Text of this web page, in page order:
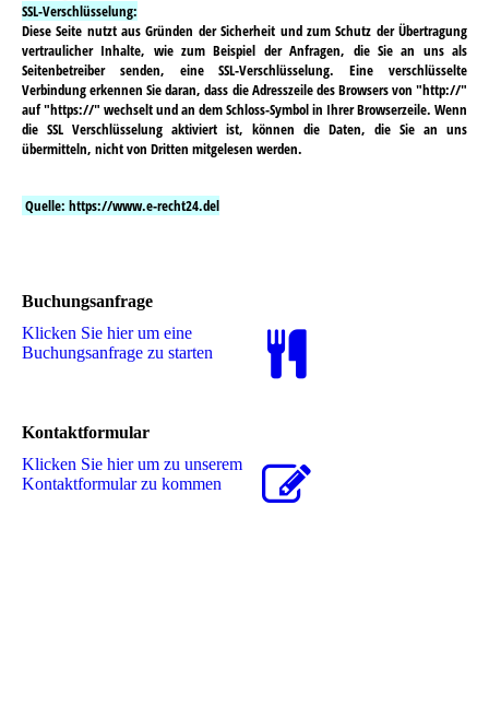
SSL-Verschlüsselung:
Diese Seite nutzt aus Gründen der Sicherheit und zum Schutz der Übertragung
vertraulicher Inhalte, wie zum Beispiel der Anfragen, die Sie an uns als
Seitenbetreiber senden, eine SSL-Verschlüsselung. Eine verschlüsselte
Verbindung erkennen Sie daran, dass die Adresszeile des Browsers von "http://"
auf "https://" wechselt und an dem Schloss-Symbol in Ihrer Browserzeile. Wenn
die SSL Verschlüsselung aktiviert ist, können die Daten, die Sie an uns
übermitteln, nicht von Dritten mitgelesen werden.
Quelle: https://www.e-recht24.del
Buchungsanfrage
Klicken Sie hier um eine
Buchungsanfrage zu starten
Kontaktformular
Klicken Sie hier um zu unserem
Kon­takt­for­mu­lar zu kommen